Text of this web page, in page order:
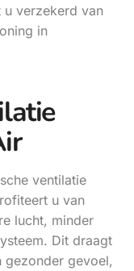
u verzekerd van
in
ventilatie
u van
lucht, minder
Dit draagt
gezonder gevoel,